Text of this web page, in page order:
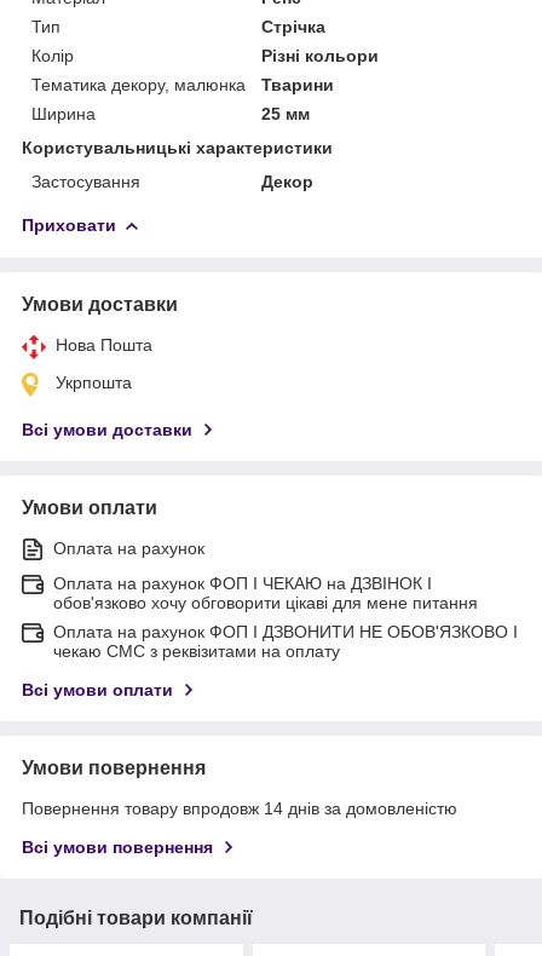
Тип
Стрічка
Колір
Різні кольори
Тематика декору, малюнка
Тварини
Ширина
25 мм
Користувальницькі характеристики
Застосування
Декор
Приховати
Умови доставки
Нова Пошта
Укрпошта
Всі умови доставки
Умови оплати
Оплата на рахунок
Оплата на рахунок ФОП I ЧЕКАЮ на ДЗВІНОК I
обов'язково хочу обговорити цікаві для мене питання
Оплата на рахунок ФОП I ДЗВОНИТИ НЕ ОБОВ'ЯЗКОВО I
чекаю СМС з реквізитами на оплату
Всі умови оплати
Умови повернення
Повернення товару впродовж 14 днів за домовленістю
Всі умови повернення
Подібні товари компанії